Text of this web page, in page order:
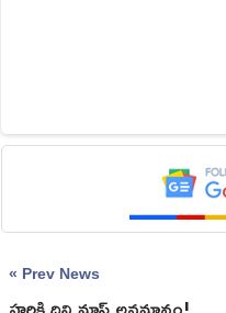
« Prev News